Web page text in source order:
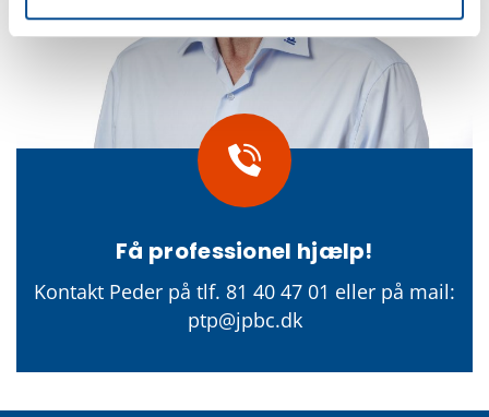
Få professionel hjælp!
Kontakt Peder på tlf. 81 40 47 01 eller på mail:
ptp@jpbc.dk